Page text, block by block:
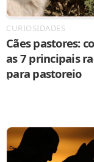
CURIOSIDADES
Cães pastores:
as 7 principais
para pastoreio